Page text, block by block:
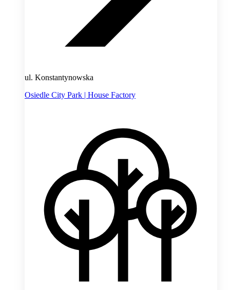
ul. Konstantynowska
Osiedle City Park | House Factory